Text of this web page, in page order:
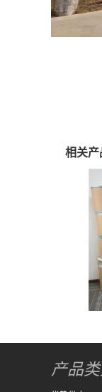
相关产
产品